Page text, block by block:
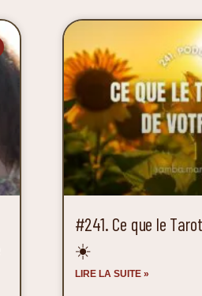
#241. Ce que le
☀️
LIRE LA SUITE »